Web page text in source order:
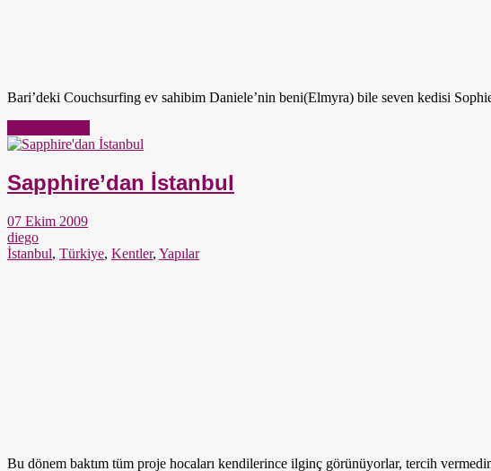
Bari’deki Couchsurfing ev sahibim Daniele’nin beni(Elmyra) bile seven kedisi
Sapphire’dan İstanbul
07 Ekim 2009
diego
İstanbul, Türkiye, Kentler, Yapılar
Bu dönem baktım tüm proje hocaları kendilerince ilginç görünüyorlar, tercih